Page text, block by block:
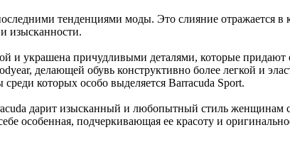
тенденциями моды. Это слияние отражается в
изысканности.
и украшена причудливыми деталями, которые придают
делающей обувь конструктивно более легкой и
которых особо выделяется Barracuda Sport.
дарит изысканный и любопытный стиль женщинам
особенная, подчеркивающая ее красоту и